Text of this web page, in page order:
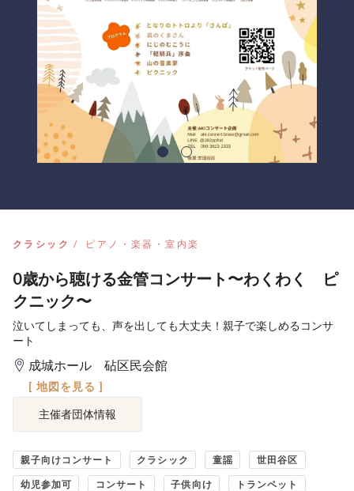
クラシック ピアノ・楽器・室内楽
0歳から聴ける金管コンサート〜わくわく ピ
クニック〜
泣いてしまっても、声を出しても大丈夫！親子で楽しめるコンサ
ート
成城ホール 砧区民会館
[ 地図を見る ]
主催者団体情報
親子向けコンサート クラシック 童謡 世田谷区
幼児参加可 コンサート 子供向け トランペット